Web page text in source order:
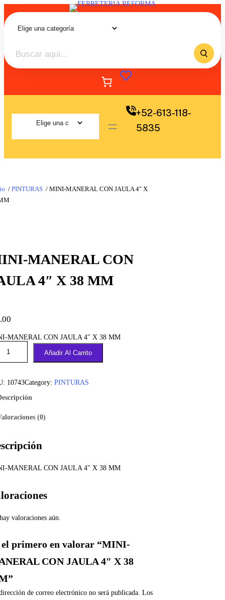
+52-613-118-
5835
/ PINTURAS / MINI-MANERAL CON JAULA 4″ X
MANERAL CON
4″ X 38 MM
MANERAL CON JAULA 4″ X 38 MM
Añadir Al Carrito
10743Category: PINTURAS
(0)
MANERAL CON JAULA 4″ X 38 MM
valoraciones aún.
el primero en valorar “MINI-
CON JAULA 4″ X 38
de correo electrónico no será publicada. Los